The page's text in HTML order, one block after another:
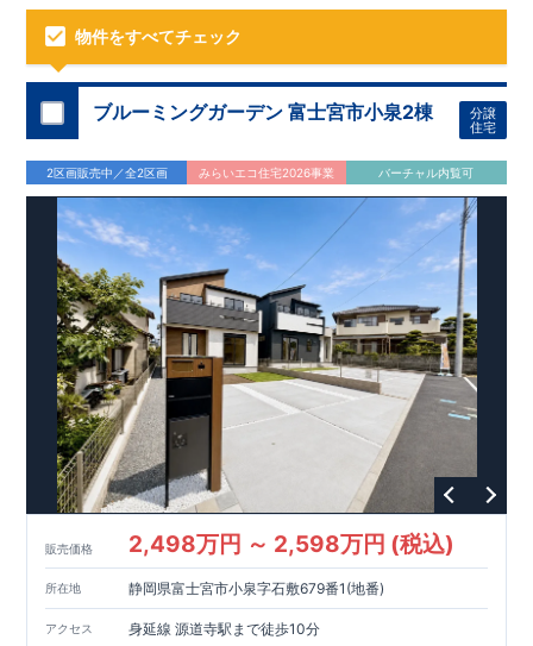
物件をすべてチェック
ブルーミングガーデン 富士宮市小泉2棟
分譲
住宅
2区画販売中／全2区画 みらいエコ住宅2026事業 バーチャル内覧可
販売価格 2,498万円 ～ 2,598万円 (税込)
所在地 静岡県富士宮市小泉字石敷679番1(地番)
アクセス 身延線 源道寺駅まで徒歩10分